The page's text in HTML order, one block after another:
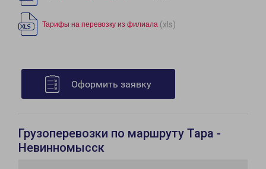
Тарифы на перевозку из филиала (xls)
Оформить заявку
Грузоперевозки по маршруту Тара -
Невинномысск